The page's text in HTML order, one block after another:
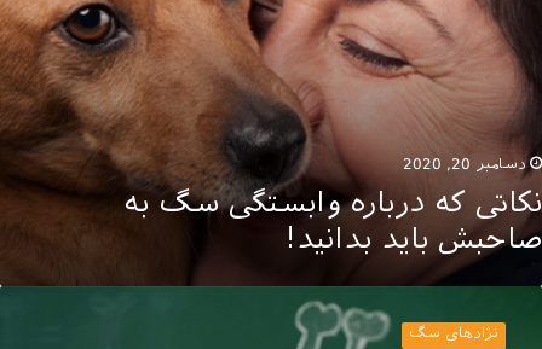
دسامبر 20, 2020
نکاتی که درباره وابستگی سگ به
صاحبش باید بدانید!
نژادهای سگ